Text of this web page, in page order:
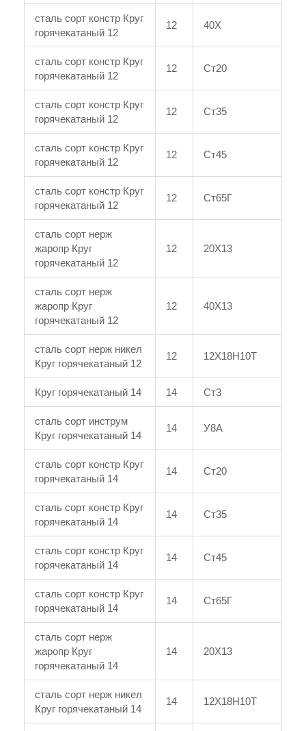
сталь сорт констр Круг
горячекатаный 12
12 40Х
сталь сорт констр Круг
горячекатаный 12
12 Ст20
сталь сорт констр Круг
горячекатаный 12
12 Ст35
сталь сорт констр Круг
горячекатаный 12
12 Ст45
сталь сорт констр Круг
горячекатаный 12
12 Ст65Г
сталь сорт нерж
жаропр Круг
горячекатаный 12
12 20Х13
сталь сорт нерж
жаропр Круг
горячекатаный 12
12 40Х13
сталь сорт нерж никел
Круг горячекатаный 12
12 12Х18Н10Т
Круг горячекатаный 14 14 Ст3
сталь сорт инструм
Круг горячекатаный 14
14 У8А
сталь сорт констр Круг
горячекатаный 14
14 Ст20
сталь сорт констр Круг
горячекатаный 14
14 Ст35
сталь сорт констр Круг
горячекатаный 14
14 Ст45
сталь сорт констр Круг
горячекатаный 14
14 Ст65Г
сталь сорт нерж
жаропр Круг
горячекатаный 14
14 20Х13
сталь сорт нерж никел
Круг горячекатаный 14
14 12Х18Н10Т